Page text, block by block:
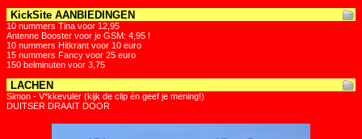
KickSite AANBIEDINGEN
10 nummers Tina voor 12,95
Antenne Booster voor je GSM: 4,95 !
10 nummers Hitkrant voor 10 euro
15 nummers Fancy voor 25 euro
150 belminuten voor 3,75
LACHEN
Simon - V*kkevuler (kijk de clip én geef je mening!)
DUITSER DRAAIT DOOR